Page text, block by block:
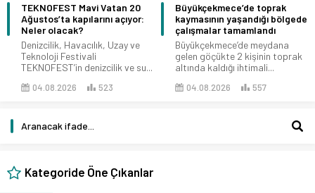
TEKNOFEST Mavi Vatan 20
Ağustos’ta kapılarını açıyor:
Neler olacak?
Denizcilik, Havacılık, Uzay ve
Teknoloji Festivali
TEKNOFEST’in denizcilik ve su...
04.08.2026 523
Büyükçekmece’de toprak
kaymasının yaşandığı bölgede
çalışmalar tamamlandı
Büyükçekmece’de meydana
gelen göçükte 2 kişinin toprak
altında kaldığı ihtimali...
04.08.2026 557
Kategoride Öne Çıkanlar